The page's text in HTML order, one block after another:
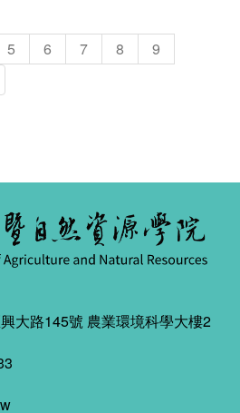
5 6 7 8
9
大路145號 農業環境科學大樓2